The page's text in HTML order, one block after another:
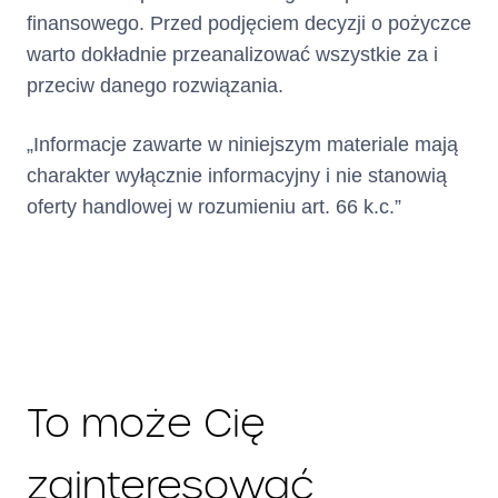
opłaty za wydanie i
obsługę Karty
chronologicznie
kwoty przekroczenia
Limitu Kredytowego
chronologicznie
według daty
(suma całkowitego kosztu
kredytu i całkowitej kwoty
finansowego. Przed podjęciem decyzji o pożyczce
warto dokładnie przeanalizować wszystkie za i
przeciw danego rozwiązania.
„Informacje zawarte w niniejszym materiale mają
charakter wyłącznie informacyjny i nie stanowią
oferty handlowej w rozumieniu art. 66 k.c.”
To może Cię
zainteresować